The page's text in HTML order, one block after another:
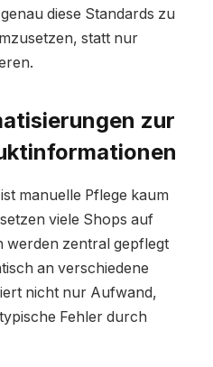
diese Standards zu
statt nur
zur
manuelle Pflege kaum
viele Shops auf
werden zentral gepflegt
an verschiedene
nicht nur Aufwand,
Fehler durch